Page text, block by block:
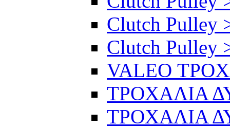
Clutch Pulley
Clutch Pulley
VALEO
ΤΡΟΧΑΛΙΑ
ΤΡΟΧΑΛΙΑ